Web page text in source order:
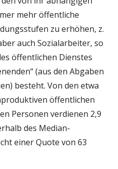
mehr öffentliche
zu erhöhen, z.
auch Sozialarbeiter, so
öffentlichen Dienstes
(aus den Abgaben
besteht. Von den etwa
öffentlichen
Personen verdienen 2,9
des Median-
einer Quote von 63